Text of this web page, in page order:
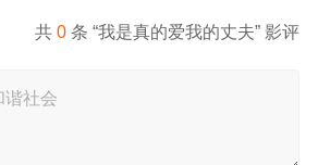
共0 条 “我是真的爱我的丈夫” 影评